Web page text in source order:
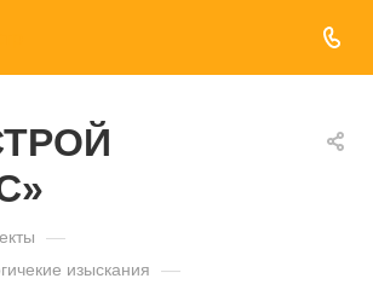
—
изыскания —